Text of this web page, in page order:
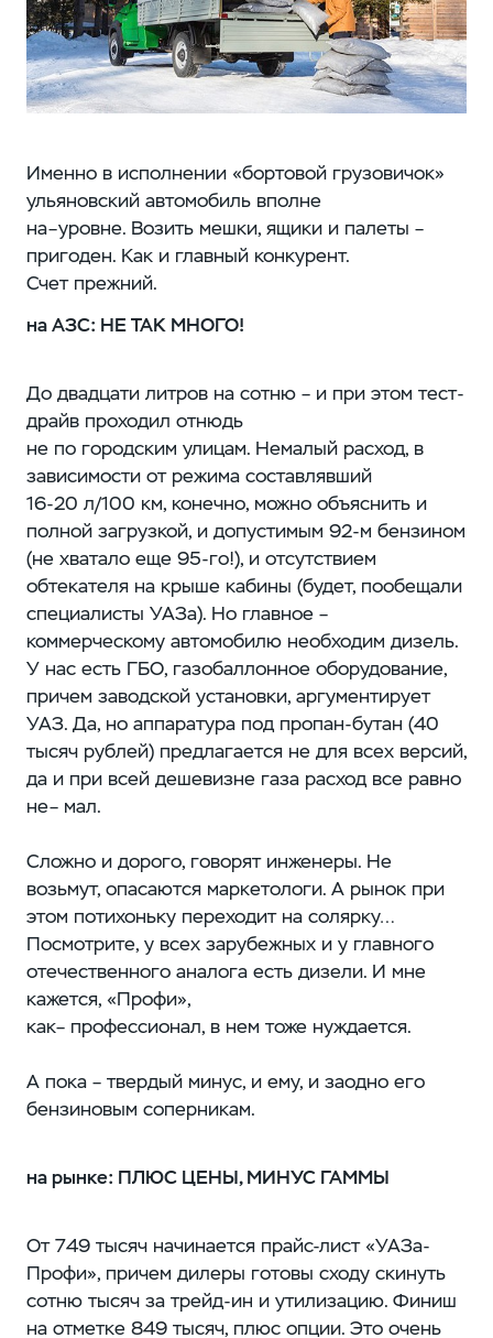
Именно в исполнении «бортовой грузовичок»
ульяновский автомобиль вполне
на–уровне. Возить мешки, ящики и палеты –
пригоден. Как и главный конкурент.
Счет прежний.
на АЗС: НЕ ТАК МНОГО!
До двадцати литров на сотню – и при этом тест-
драйв проходил отнюдь
не по городским улицам. Немалый расход, в
зависимости от режима составлявший
16-20 л/100 км, конечно, можно объяснить и
полной загрузкой, и допустимым 92-м бензином
(не хватало еще 95-го!), и отсутствием
обтекателя на крыше кабины (будет, пообещали
специалисты УАЗа). Но главное –
коммерческому автомобилю необходим дизель.
У нас есть ГБО, газобаллонное оборудование,
причем заводской установки, аргументирует
УАЗ. Да, но аппаратура под пропан-бутан (40
тысяч рублей) предлагается не для всех версий,
да и при всей дешевизне газа расход все равно
не– мал.
Сложно и дорого, говорят инженеры. Не
возьмут, опасаются маркетологи. А рынок при
этом потихоньку переходит на солярку…
Посмотрите, у всех зарубежных и у главного
отечественного аналога есть дизели. И мне
кажется, «Профи»,
как– профессионал, в нем тоже нуждается.
А пока – твердый минус, и ему, и заодно его
бензиновым соперникам.
на рынке: ПЛЮС ЦЕНЫ, МИНУС ГАММЫ
От 749 тысяч начинается прайс-лист «УАЗа-
Профи», причем дилеры готовы сходу скинуть
сотню тысяч за трейд-ин и утилизацию. Финиш
на отметке 849 тысяч, плюс опции. Это очень